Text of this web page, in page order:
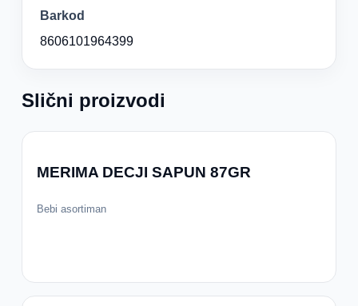
Barkod
8606101964399
Slični proizvodi
MERIMA DECJI SAPUN 87GR
Bebi asortiman